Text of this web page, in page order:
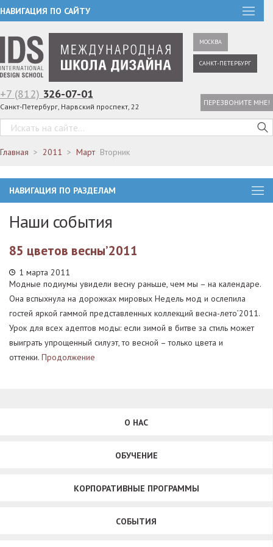
НАВИГАЦИЯ ПО САЙТУ
МОСКВА
САНКТ-ПЕТЕРБУРГ
+7 (812) 326-07-01
Санкт-Петербург, Нарвский проспект, 22 ПЕРЕЗВОНИТЕ МНЕ!
Главная 2011 Март Вторник
НАВИГАЦИЯ ПО РАЗДЕЛАМ
Наши события
85 цветов весны’2011
1 марта 2011
Модные подиумы увидели весну раньше, чем мы – на календаре.
Она вспыхнула на дорожках мировых Недель мод и ослепила
гостей яркой гаммой представленных коллекций весна-лето’2011.
Урок для всех адептов моды: если зимой в битве за стиль может
выиграть упрощенный силуэт, то весной – только цвета и
оттенки. Продолжение
О НАС
ОБУЧЕНИЕ
КОРПОРАТИВНЫЕ ПРОГРАММЫ
СОБЫТИЯ